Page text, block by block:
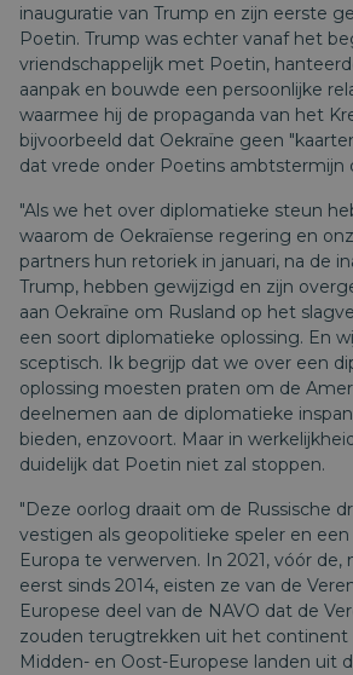
inauguratie van Trump en zijn eerste
Poetin. Trump was echter vanaf het
vriendschappelijk met Poetin,
aanpak en bouwde een persoonlijke
waarmee hij de propaganda van het
bijvoorbeeld dat Oekraïne geen
dat vrede onder Poetins ambtstermijn
"Als we het over diplomatieke steun
waarom de Oekraïense regering en
partners hun retoriek in januari, na de
Trump, hebben gewijzigd en zijn
aan Oekraïne om Rusland op het
een soort diplomatieke oplossing. En
sceptisch. Ik begrijp dat we over een
oplossing moesten praten om de
deelnemen aan de diplomatieke
bieden, enzovoort. Maar in
duidelijk dat Poetin niet zal stoppen.
"Deze oorlog draait om de Russische
vestigen als geopolitieke speler en
Europa te verwerven. In 2021, vóór de,
eerst sinds 2014, eisten ze van de
Europese deel van de NAVO dat de
zouden terugtrekken uit het continent
Midden- en Oost-Europese landen uit